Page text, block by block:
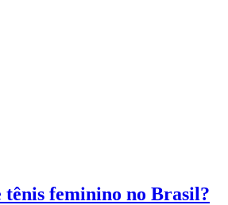
feminino no Brasil?